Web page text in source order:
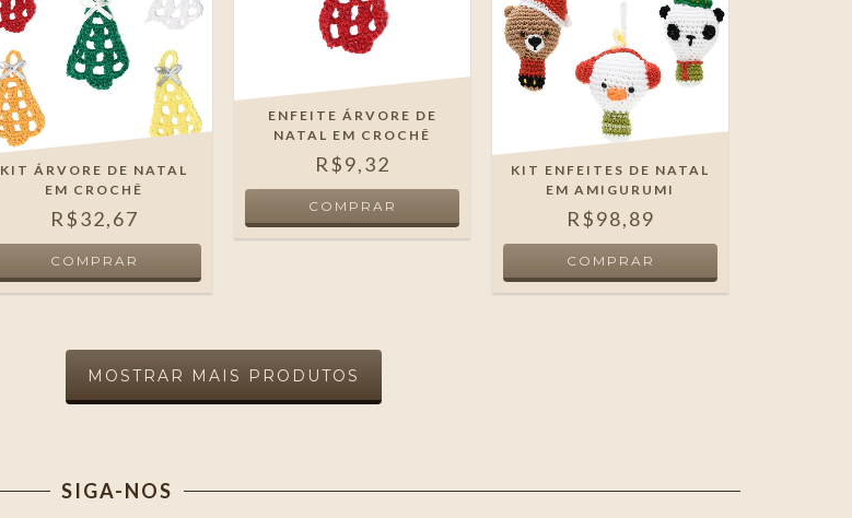
KIT ÁRVORE DE NATAL
EM CROCHÊ
R$32,67
ENFEITE ÁRVORE DE
NATAL EM CROCHÊ
R$9,32
KIT ENFEITES DE NATAL
EM AMIGURUMI
R$98,89
MOSTRAR MAIS PRODUTOS
SIGA-NOS